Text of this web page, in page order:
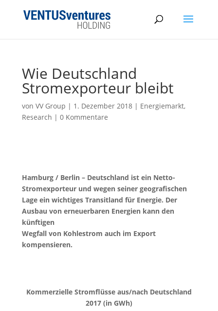
Wie Deutschland
Stromexporteur bleibt
von VV Group | 1. Dezember 2018| Energiemarkt,
Research | 0 Kommentare
Hamburg / Berlin – Deutschland ist ein Netto-
Stromexporteur und wegen seiner geografischen
Lage ein wichtiges Transitland für Energie. Der
Ausbau von erneuerbaren Energien kann den
künftigen
Wegfall von Kohlestrom auch im Export
kompensieren.
Kommerzielle Stromflüsse aus/nach Deutschland
2017 (in GWh)